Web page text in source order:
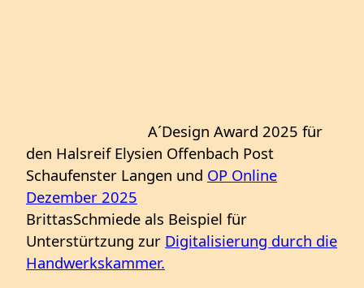
A´Design Award 2025 für
den Halsreif Elysien Offenbach Post
Schaufenster Langen und OP Online
Dezember 2025
BrittasSchmiede als Beispiel für
Unterstürtzung zur Digitalisierung durch die
Handwerkskammer.